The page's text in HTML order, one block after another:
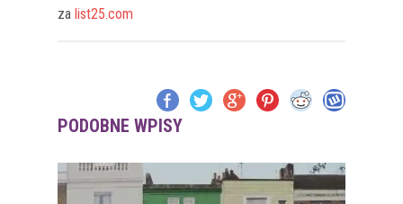
za list25.com
PODOBNE WPISY